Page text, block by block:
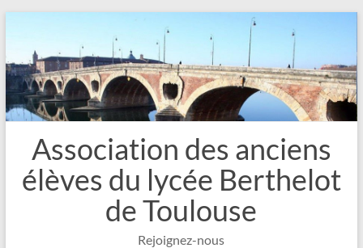
contenu
Association des anciens
élèves du lycée Berthelot
de Toulouse
Rejoignez-nous